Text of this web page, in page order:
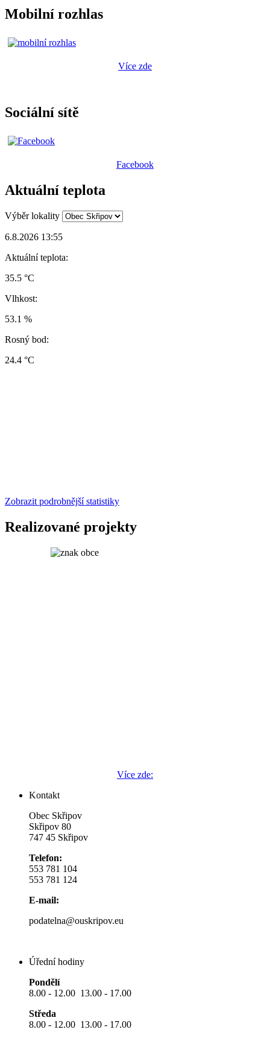
Mobilní rozhlas
Více zde
Sociální sítě
Facebook
Aktuální teplota
Výběr lokality
6.8.2026 13:55
Aktuální teplota:
35.5 °C
Vlhkost:
53.1 %
Rosný bod:
24.4 °C
Zobrazit podrobnější statistiky
Realizované projekty
Více zde:
Kontakt
Obec Skřipov
Skřipov 80
747 45 Skřipov
Telefon:
553 781 104
553 781 124
E-mail:
podatelna@ouskripov.eu
Úřední hodiny
Pondělí
8.00 - 12.00 13.00 - 17.00
Středa
8.00 - 12.00 13.00 - 17.00